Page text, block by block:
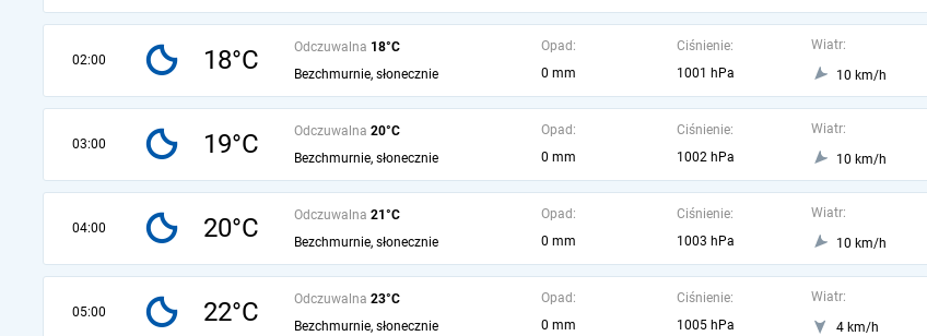
02:00 18°C Odczuwalna 18°C
Bezchmurnie, słonecznie
Opad:
0 mm
Ciśnienie:
1001 hPa
Wiatr:
10 km/h
03:00 19°C Odczuwalna 20°C
Bezchmurnie, słonecznie
Opad:
0 mm
Ciśnienie:
1002 hPa
Wiatr:
10 km/h
04:00 20°C Odczuwalna 21°C
Bezchmurnie, słonecznie
Opad:
0 mm
Ciśnienie:
1003 hPa
Wiatr:
10 km/h
05:00 22°C Odczuwalna 23°C
Bezchmurnie, słonecznie
Opad:
0 mm
Ciśnienie:
1005 hPa
Wiatr:
4 km/h